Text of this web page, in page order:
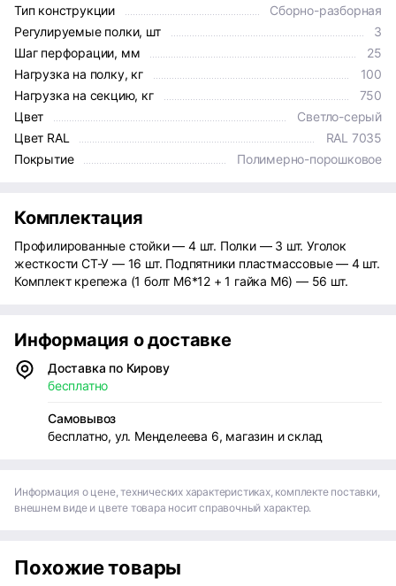
Тип конструкции
Сборно-разборная
Регулируемые полки, шт
3
Шаг перфорации, мм
25
Нагрузка на полку, кг
100
Нагрузка на секцию, кг
750
Цвет
Светло-серый
Цвет RAL
RAL 7035
Покрытие
Полимерно-порошковое
Комплектация
Профилированные стойки — 4 шт. Полки — 3 шт. Уголок
жесткости СТ-У — 16 шт. Подпятники пластмассовые — 4 шт.
Комплект крепежа (1 болт М6*12 + 1 гайка М6) — 56 шт.
Информация о доставке
Доставка по Кирову
бесплатно
Самовывоз
бесплатно, ул. Менделеева 6, магазин и склад
Информация о цене, технических характеристиках, комплекте поставки,
внешнем виде и цвете товара носит справочный характер.
Похожие товары